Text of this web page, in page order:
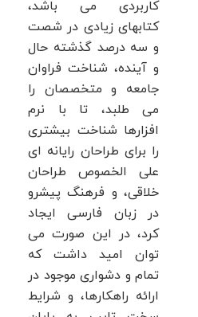
کاربردی می باشد،
کتابهای زیادی در شصت
و سه درصد گذشته حال
و آینده، شناخت فراوان
جامعه و متخصصان را
می طلبد، تا با نرم
افزارها شناخت بیشتری
را برای طراحان رایانه ای
علی الخصوص طراحان
خلاقی، و فرهنگ پیشرو
در زبان فارسی ایجاد
کرد، در این صورت می
توان امید داشت که
تمام و دشواری موجود در
ارائه راهکارها، و شرایط